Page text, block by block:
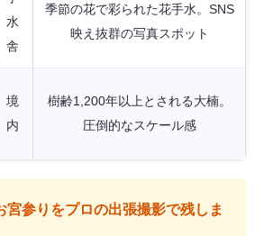
水
舎
季節の花で彩られた花手水。SNS
映え抜群の写真スポット
境
内
樹齢1,200年以上とされる大楠。
圧倒的なスケール感
宮参りをプロの出張撮影で残しま